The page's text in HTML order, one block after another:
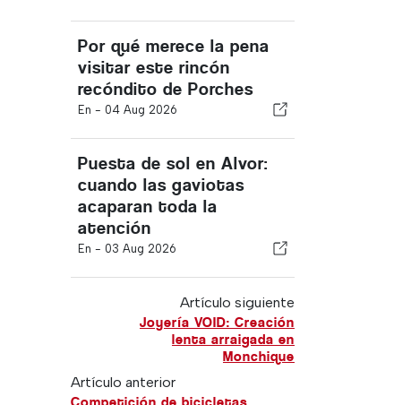
Por qué merece la pena
visitar este rincón
recóndito de Porches
En - 04 Aug 2026
Puesta de sol en Alvor:
cuando las gaviotas
acaparan toda la
atención
En - 03 Aug 2026
Artículo siguiente
Joyería VOID: Creación
lenta arraigada en
Monchique
Artículo anterior